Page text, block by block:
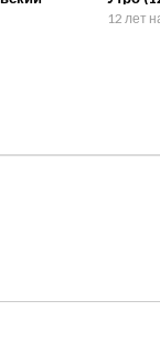
12 лет